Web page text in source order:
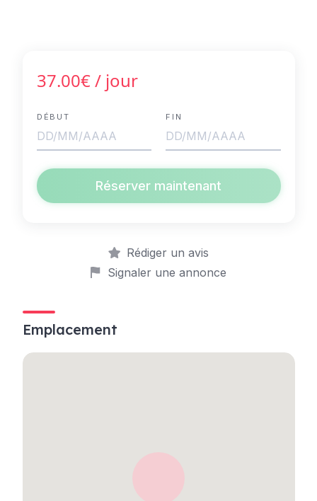
37.00€/ jour
DÉBUT FIN
Réserver maintenant
Rédiger un avis
Signaler une annonce
Emplacement